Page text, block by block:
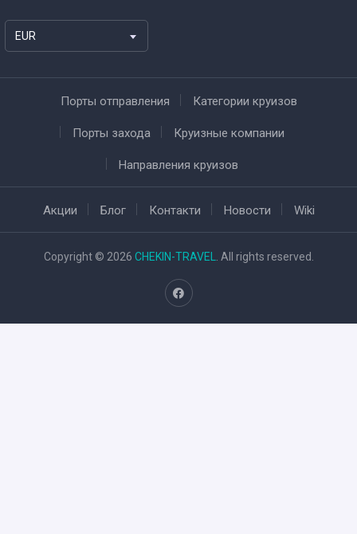
EUR
Порты отправления Категории круизов
Порты захода Круизные компании
Направления круизов
Акции Блог Контакти Новости Wiki
Copyright © 2026 CHEKIN-TRAVEL . All rights reserved.